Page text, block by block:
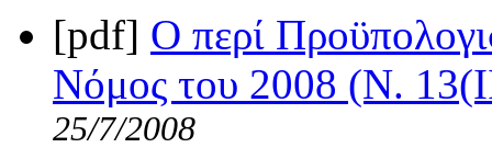
[pdf] Ο περί
Νόμος του 2008 (Ν.
25/7/2008